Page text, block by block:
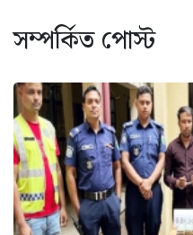
সম্পর্কিত পোস্ট